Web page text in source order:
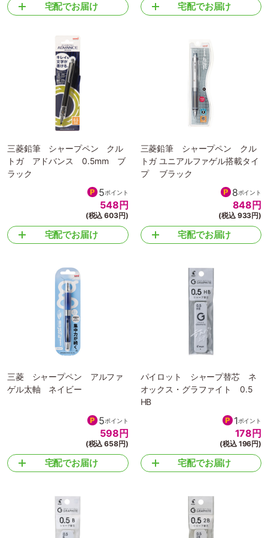
宅配でお届け 宅配でお届け
三菱鉛筆 シャープペン クル
トガ アドバンス 0.5mm ブ
ラック
5ポイント
548 円
(税込 603円)
宅配でお届け
三菱鉛筆 シャープペン クル
トガ ユニアルファゲル搭載タイ
プ ブラック
8ポイント
848 円
(税込 933円)
宅配でお届け
三菱 シャープペン アルファ
ゲル太軸 ネイビー
5ポイント
598 円
(税込 658円)
宅配でお届け
パイロット シャープ替芯 ネ
オックス・グラファイト 0.5
HB
1ポイント
178 円
(税込 196円)
宅配でお届け